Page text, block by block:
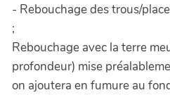
- Rebouchage des trous/
;
Rebouchage avec la terre
profondeur) mise
on ajoutera en fumure au